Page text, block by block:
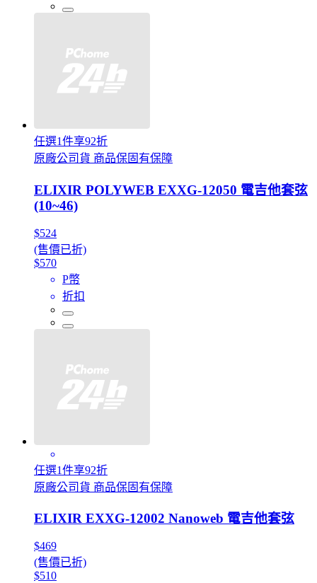
任選1件享92折
原廠公司貨 商品保固有保障
ELIXIR POLYWEB EXXG-12050 電吉他套弦
(10~46)
$524
(售價已折)
$570
P幣
折扣
任選1件享92折
原廠公司貨 商品保固有保障
ELIXIR EXXG-12002 Nanoweb 電吉他套弦
$469
(售價已折)
$510